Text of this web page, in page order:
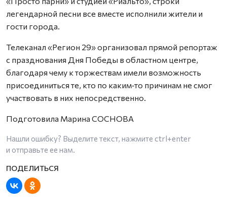
легендарной песни все вместе исполнили жители и
гости города.
Телеканал «Регион 29» организовал прямой репортаж
с празднования Дня Победы в областном центре,
благодаря чему к торжествам имели возможность
присоединиться те, кто по каким‑то причинам не смог
участвовать в них непосредственно.
Подготовила Марина СОСНОВА
Нашли ошибку? Выделите текст, нажмите ctrl+enter
и отправьте ее нам.